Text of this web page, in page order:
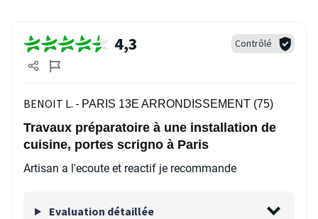
4,3 Contrôlé
BENOIT L. - PARIS 13E ARRONDISSEMENT (75)
Travaux préparatoire à une installation de
cuisine, portes scrigno à Paris
Artisan a l'ecoute et reactif je recommande
Evaluation détaillée